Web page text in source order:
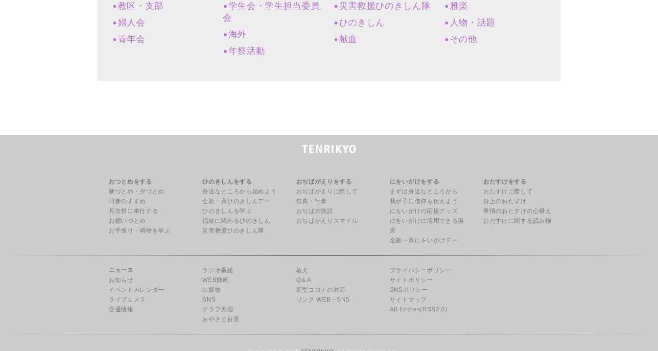
教区・支部
婦人会
青年会
学生会・学生担当委員
会
海外
年祭活動
災害救援ひのきしん隊
ひのきしん
献血
雅楽
人物・話題
その他
おつとめをする
朝づとめ・夕づとめ
日参のすすめ
月次祭に奉仕する
お願いづとめ
お手振り・鳴物を学ぶ
ひのきしんをする
身近なところから始めよう
全教一斉ひのきしんデー
ひのきしんを学ぶ
福祉に関わるひのきしん
災害救援ひのきしん隊
おぢばがえりをする
おぢばがえりに際して
祭典・行事
おぢばの施設
おぢばがえりスマイル
にをいがけをする
まずは身近なところから
我が子に信仰を伝えよう
にをいがけの応援グッズ
にをいがけに活用できる講
座
全教一斉にをいがけデー
おたすけをする
おたすけに際して
身上のおたすけ
事情のおたすけの心構え
おたすけに関する読み物
ニュース
お知らせ
イベントカレンダー
ライブカメラ
交通情報
ラジオ番組
WEB動画
出版物
SNS
グラフ天理
おやさと百景
教え
Q＆A
新型コロナの対応
リンク WEB・SNS
プライバシーポリシー
サイトポリシー
SNSポリシー
サイトマップ
All Entries(RSS2.0)